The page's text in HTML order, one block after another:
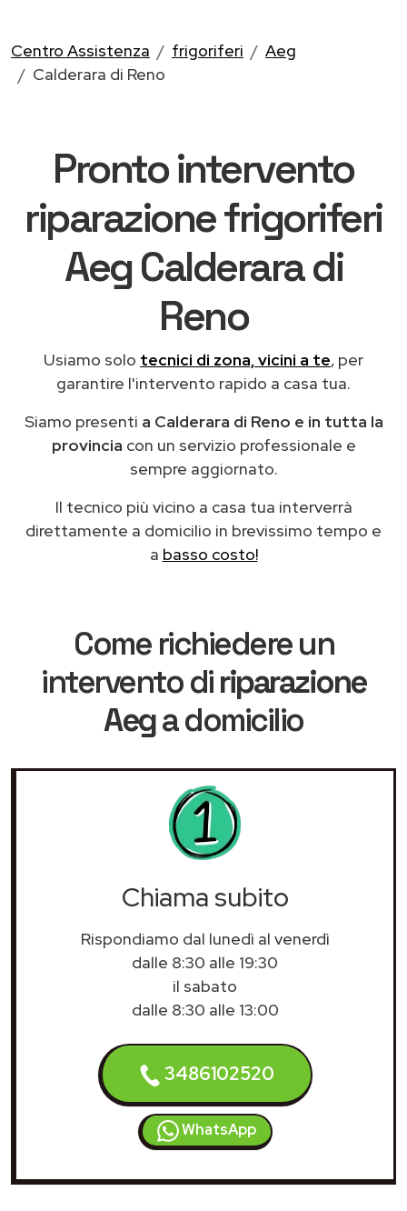
Centro Assistenza frigoriferi
Aeg
Calderara di Reno
Pronto intervento
riparazione frigoriferi
Aeg Calderara di
Reno
Usiamo solo tecnici di zona, vicini a te, per
garantire l'intervento rapido a casa tua.
Siamo presenti a Calderara di Reno e in tutta la
provincia con un servizio professionale e
sempre aggiornato.
Il tecnico più vicino a casa tua interverrà
direttamente a domicilio in brevissimo tempo e
a basso costo!
Come richiedere un
intervento diriparazione
Aega domicilio
Chiama subito
Rispondiamo dal lunedì al venerdì
dalle 8:30 alle 19:30
il sabato
dalle 8:30 alle 13:00
3486102520
WhatsApp